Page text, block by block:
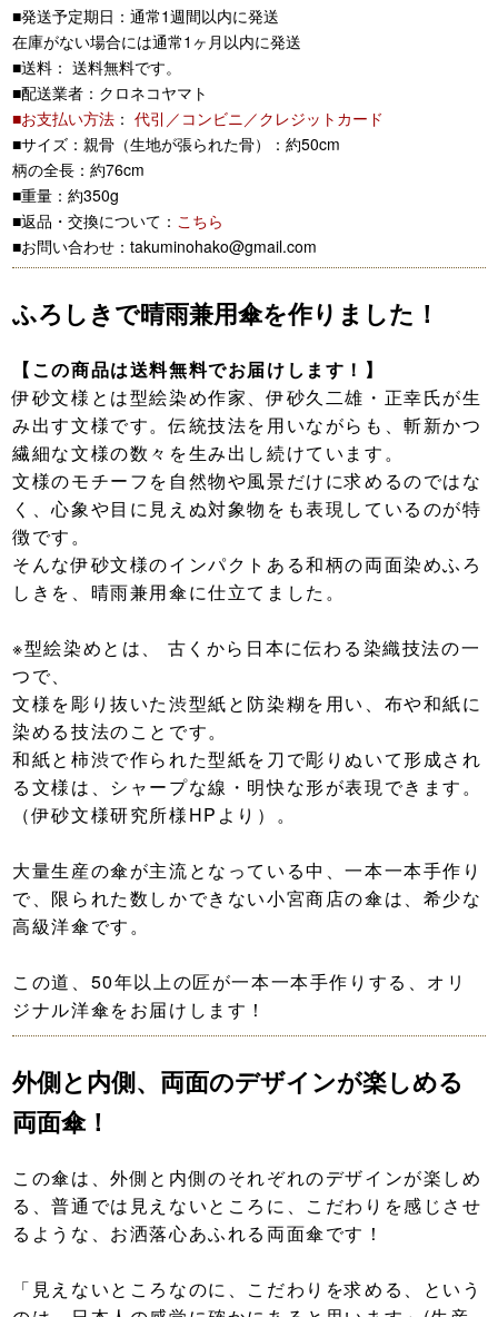
■発送予定期日：通常1週間以内に発送
在庫がない場合には通常1ヶ月以内に発送
■送料： 送料無料です。
■配送業者：クロネコヤマト
■お支払い方法 ：代引／コンビニ／クレジットカード
■サイズ：親骨（生地が張られた骨）：約50cm
柄の全長：約76cm
■重量：約350g
■返品・交換について： こちら
■お問い合わせ：takuminohako@gmail.com
ふろしきで晴雨兼用傘を作りました！
【この商品は送料無料でお届けします！】
伊砂文様とは型絵染め作家、伊砂久二雄・正幸氏が生
み出す文様です。伝統技法を用いながらも、斬新かつ
繊細な文様の数々を生み出し続けています。
文様のモチーフを自然物や風景だけに求めるのではな
く、心象や目に見えぬ対象物をも表現しているのが特
徴です。
そんな伊砂文様のインパクトある和柄の両面染めふろ
しきを、晴雨兼用傘に仕立てました。
※型絵染めとは、 古くから日本に伝わる染織技法の一
つで、
文様を彫り抜いた渋型紙と防染糊を用い、布や和紙に
染める技法のことです。
和紙と柿渋で作られた型紙を刀で彫りぬいて形成され
る文様は、シャープな線・明快な形が表現できます。
（伊砂文様研究所様HPより）。
大量生産の傘が主流となっている中、一本一本手作り
で、限られた数しかできない小宮商店の傘は、希少な
高級洋傘です。
この道、50年以上の匠が一本一本手作りする、オリ
ジナル洋傘をお届けします！
外側と内側、両面のデザインが楽しめる
両面傘！
この傘は、外側と内側のそれぞれのデザインが楽しめ
る、普通では見えないところに、こだわりを感じさせ
るような、お洒落心あふれる両面傘です！
「見えないところなのに、こだわりを求める、という